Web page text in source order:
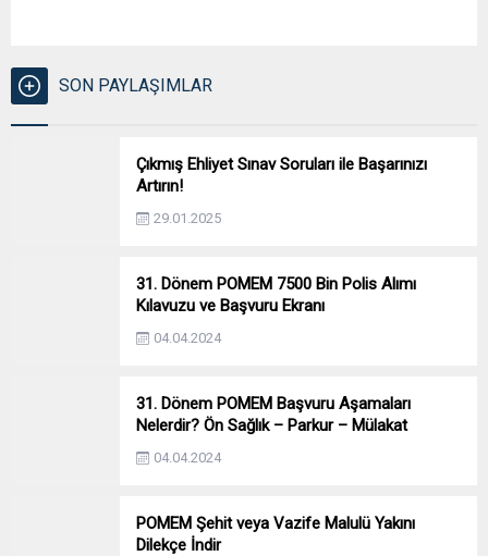
SON PAYLAŞIMLAR
Çıkmış Ehliyet Sınav Soruları ile Başarınızı
Artırın!
29.01.2025
31. Dönem POMEM 7500 Bin Polis Alımı
Kılavuzu ve Başvuru Ekranı
04.04.2024
31. Dönem POMEM Başvuru Aşamaları
Nelerdir? Ön Sağlık – Parkur – Mülakat
04.04.2024
POMEM Şehit veya Vazife Malulü Yakını
Dilekçe İndir